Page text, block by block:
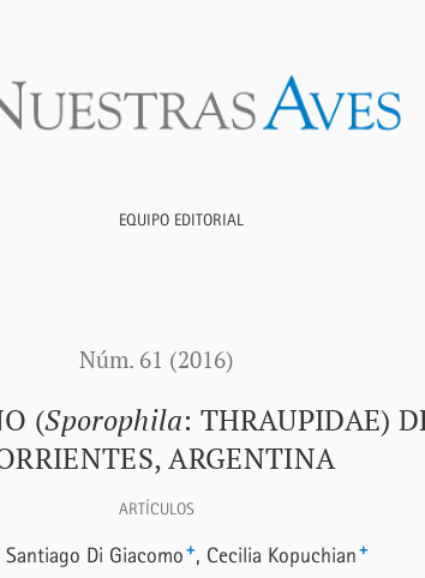
de los Esteros del Iberá, Corrientes,
EQUIPO EDITORIAL
Núm. 61 (2016)
(Sporophila: THRAUPIDAE)
ARGENTINA
ARTÍCULOS
Di Giacomo+ Cecilia Kopuchian +